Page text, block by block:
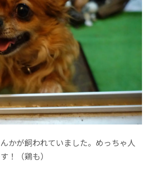
かが飼われていました。めっちゃ人
！（鶏も）